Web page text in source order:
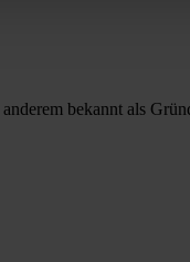
bekannt als